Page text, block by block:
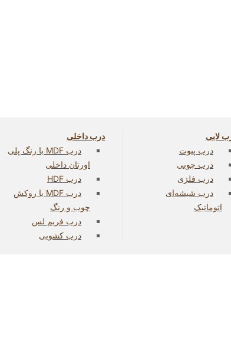
لابی
درب پیوت
درب چوبی
درب فلزی
درب شیشه‌ای
اتوماتیک
درب داخلی
درب MDF با رنگ پلی
اورتان داخلی
درب HDF
درب MDF با روکش
چوب و رنگ
درب فریم لس
درب کشویی